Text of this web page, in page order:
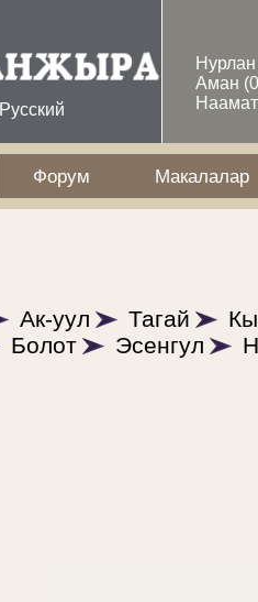
Русский
Аман
Форум Макалалар
Ак-уул Тагай
Болот Эсенгул